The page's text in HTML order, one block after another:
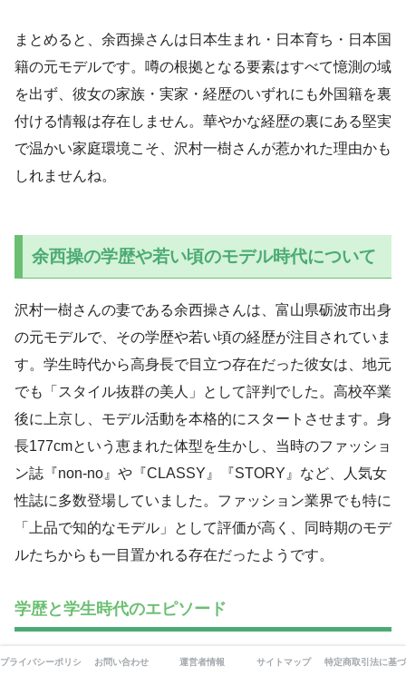
まとめると、余西操さんは日本生まれ・日本育ち・日本国
籍の元モデルです。噂の根拠となる要素はすべて憶測の域
を出ず、彼女の家族・実家・経歴のいずれにも外国籍を裏
付ける情報は存在しません。華やかな経歴の裏にある堅実
で温かい家庭環境こそ、沢村一樹さんが惹かれた理由かも
しれませんね。
余西操の学歴や若い頃のモデル時代について
沢村一樹さんの妻である余西操さんは、富山県砺波市出身
の元モデルで、その学歴や若い頃の経歴が注目されていま
す。学生時代から高身長で目立つ存在だった彼女は、地元
でも「スタイル抜群の美人」として評判でした。高校卒業
後に上京し、モデル活動を本格的にスタートさせます。身
長177cmという恵まれた体型を生かし、当時のファッショ
ン誌『non-no』や『CLASSY』『STORY』など、人気女
性誌に多数登場していました。ファッション業界でも特に
「上品で知的なモデル」として評価が高く、同時期のモデ
ルたちからも一目置かれる存在だったようです。
学歴と学生時代のエピソード
富山県の中でも教育水準の高い地域として知られる砺波市
プライバシーポリシー お問い合わせ 運営者情報 サイトマップ 特定商取引法に基